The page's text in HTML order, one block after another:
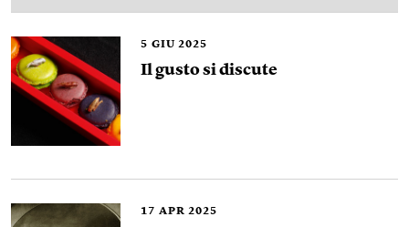
5 GIU 2025
Il gusto si discute
17 APR 2025